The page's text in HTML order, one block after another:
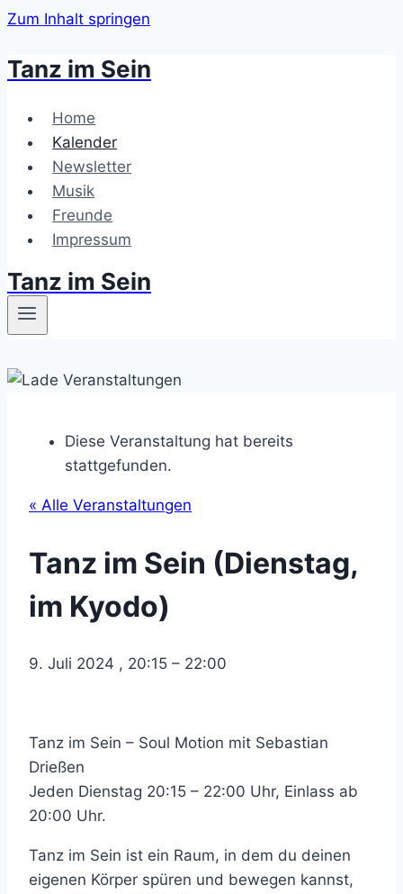
Zum Inhalt springen
Tanz im Sein
Home
Kalender
Newsletter
Musik
Freunde
Impressum
Tanz im Sein
Diese Veranstaltung hat bereits
stattgefunden.
« Alle Veranstaltungen
Tanz im Sein (Dienstag,
im Kyodo)
9. Juli 2024 , 20:15 – 22:00
Tanz im Sein – Soul Motion mit Sebastian
Drießen
Jeden Dienstag 20:15 – 22:00 Uhr, Einlass ab
20:00 Uhr.
Tanz im Sein ist ein Raum, in dem du deinen
eigenen Körper spüren und bewegen kannst,